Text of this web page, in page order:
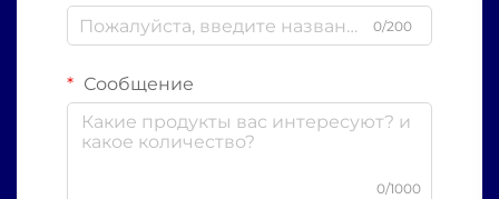
0/200
Сообщение
0/1000